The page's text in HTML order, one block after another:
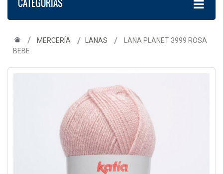
CATEGORÍAS
MERCERÍA LANAS
LANA PLANET 3999 ROSA
BEBE